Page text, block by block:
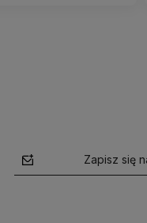
Zapisz się